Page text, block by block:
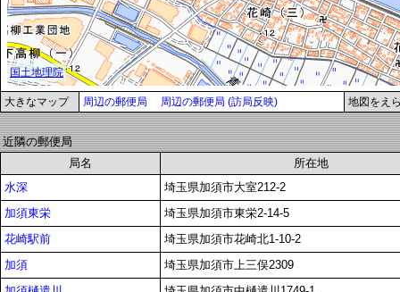
大きなマップ 周辺の郵便局 周辺の郵便局 (訪局反映) 地図をえ
近隣の郵便局
局名
所在地
水深
埼玉県加須市大室212-2
加須東栄
埼玉県加須市東栄2-14-5
花崎駅前
埼玉県加須市花崎北1-10-2
加須
埼玉県加須市上三俣2309